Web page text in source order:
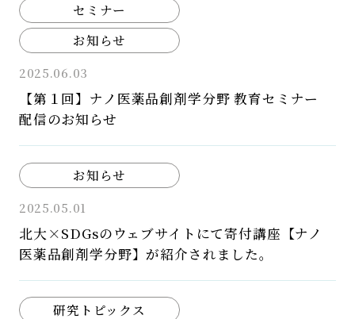
セミナー
お知らせ
2025.06.03
【第１回】ナノ医薬品創剤学分野 教育セミナー
配信のお知らせ
お知らせ
2025.05.01
北大×SDGsのウェブサイトにて寄付講座【ナノ
医薬品創剤学分野】が紹介されました。
研究トピックス